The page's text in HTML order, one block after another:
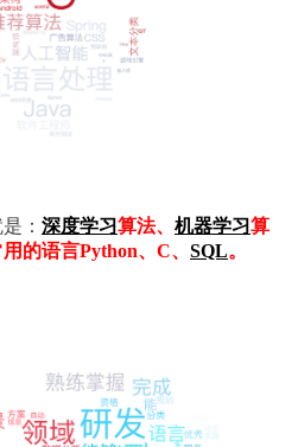
： 深度学习算法、 机器学习算
的语言Python、C、 SQL。